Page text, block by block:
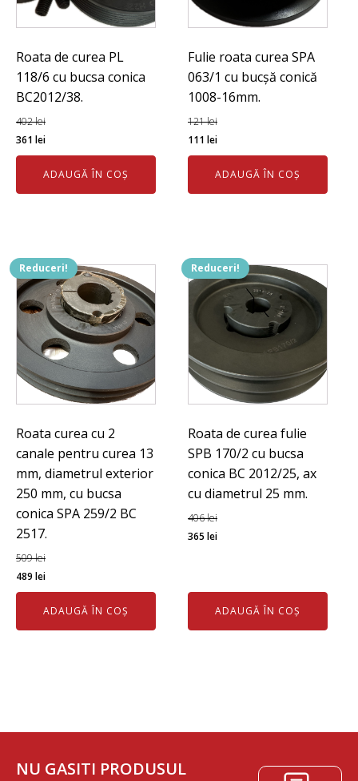
Roata de curea PL
118/6 cu bucsa conica
BC2012/38.
402lei
Prețul
inițial
fost:
361 leiPrețul
curent
este:
361 lei.
ADAUGĂ ÎN COȘ
Fulie roata curea SPA
063/1 cu bucșă conică
1008-16mm.
121lei
Prețul
inițial
fost:
111leiPrețul
curent
este:
111 lei.
ADAUGĂ ÎN COȘ
Reduceri!
Roata curea cu 2
canale pentru curea 13
mm, diametrul exterior
250 mm, cu bucsa
conica SPA 259/2 BC
2517.
509lei
Prețul
inițial
fost:
489 leiPrețul
curent
este:
489 lei.
ADAUGĂ ÎN COȘ
Reduceri!
Roata de curea fulie
SPB 170/2 cu bucsa
conica BC 2012/25, ax
cu diametrul 25 mm.
406lei
Prețul
fost:
406 lei.
365leiPrețul
365 lei.
ADAUGĂ ÎN COȘ
NU GASITI PRODUSUL